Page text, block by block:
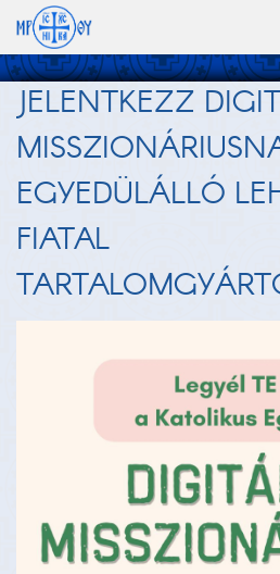
JELENTKEZZ
EGYEDÜLÁLLÓ
FIATAL